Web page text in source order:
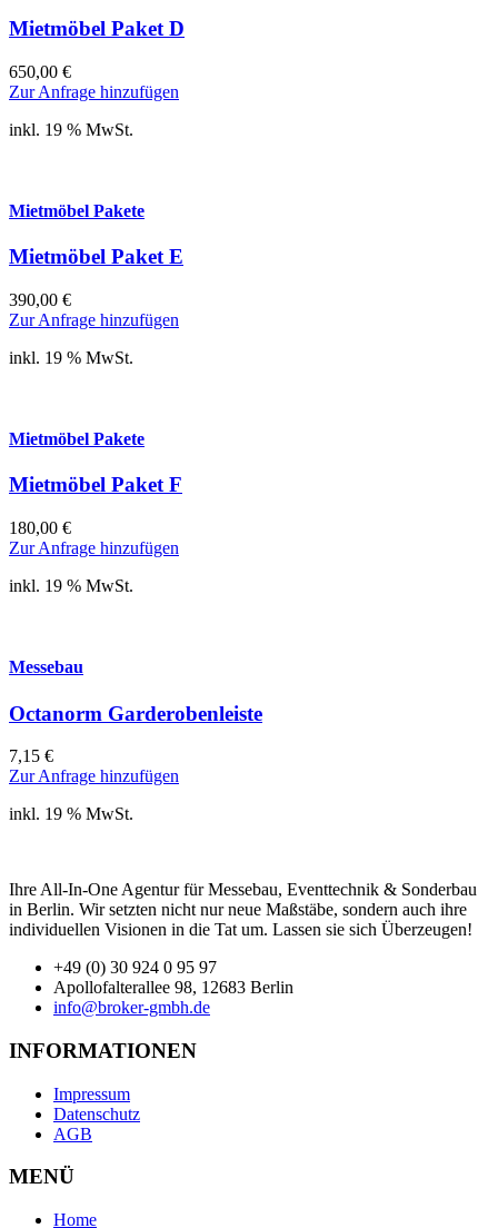
Mietmöbel Paket D
650,00 €
Zur Anfrage hinzufügen
inkl. 19 % MwSt.
Mietmöbel Pakete
Mietmöbel Paket E
390,00 €
Zur Anfrage hinzufügen
inkl. 19 % MwSt.
Mietmöbel Pakete
Mietmöbel Paket F
180,00 €
Zur Anfrage hinzufügen
inkl. 19 % MwSt.
Messebau
Octanorm Garderobenleiste
7,15 €
Zur Anfrage hinzufügen
inkl. 19 % MwSt.
Ihre All-In-One Agentur für Messebau, Eventtechnik & Sonderbau
in Berlin. Wir setzten nicht nur neue Maßstäbe, sondern auch ihre
individuellen Visionen in die Tat um. Lassen sie sich Überzeugen!
+49 (0) 30 924 0 95 97
Apollofalterallee 98, 12683 Berlin
info@broker-gmbh.de
INFORMATIONEN
Impressum
Datenschutz
AGB
MENÜ
Home